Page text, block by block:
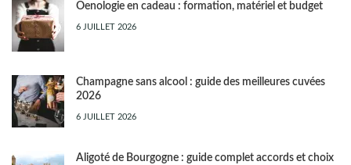
Oenologie en cadeau : formation, matériel et budget
6 JUILLET 2026
Champagne sans alcool : guide des meilleures cuvées
2026
6 JUILLET 2026
Aligoté de Bourgogne : guide complet accords et choix